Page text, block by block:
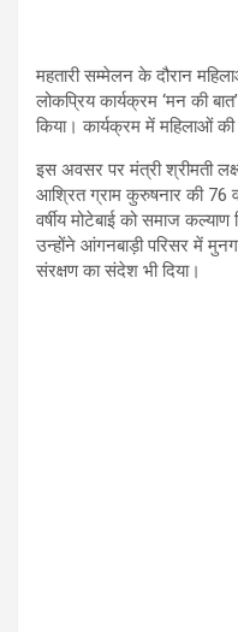
महतारी सम्मेलन के दौरान
लोकप्रिय कार्यक्रम ‘मन की
किया। कार्यक्रम में महिलाओं की
इस अवसर पर मंत्री श्रीमती
आश्रित ग्राम कुरुषनार की 76
वर्षीय मोटेबाई को समाज
उन्होंने आंगनबाड़ी परिसर में
संरक्षण का संदेश भी दिया।